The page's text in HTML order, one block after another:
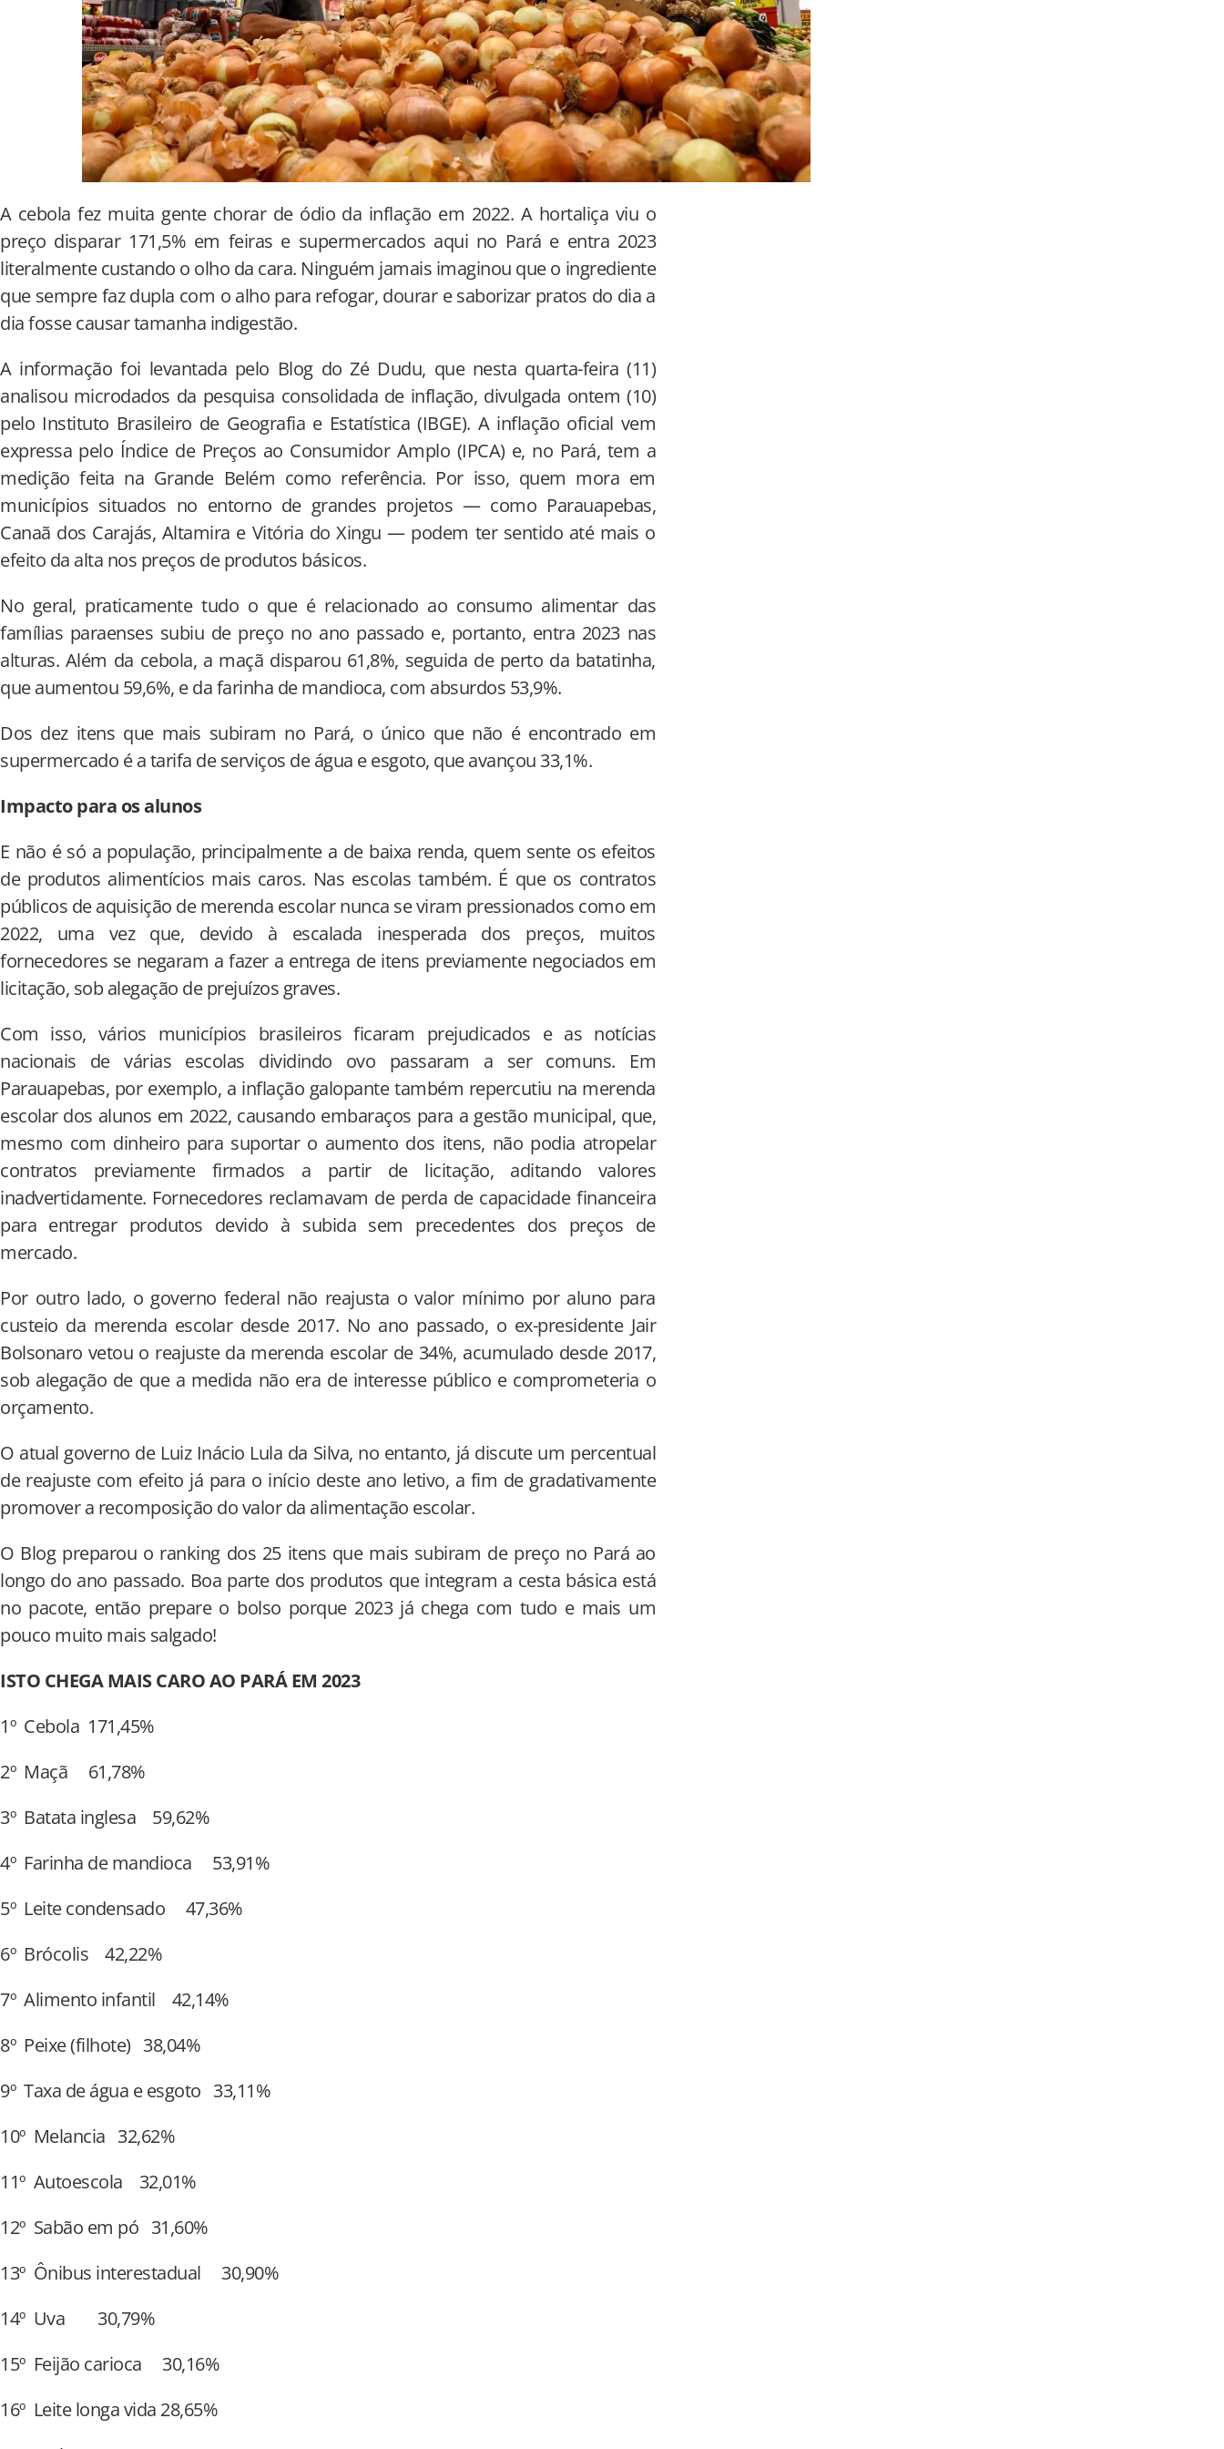
A cebola fez muita gente chorar de ódio da inflação em 2022. A hortaliça viu o
preço disparar 171,5% em feiras e supermercados aqui no Pará e entra 2023
literalmente custando o olho da cara. Ninguém jamais imaginou que o ingrediente
que sempre faz dupla com o alho para refogar, dourar e saborizar pratos do dia a
dia fosse causar tamanha indigestão.
A informação foi levantada pelo Blog do Zé Dudu, que nesta quarta-feira (11)
analisou microdados da pesquisa consolidada de inflação, divulgada ontem (10)
pelo Instituto Brasileiro de Geografia e Estatística (IBGE). A inflação oficial vem
expressa pelo Índice de Preços ao Consumidor Amplo (IPCA) e, no Pará, tem a
medição feita na Grande Belém como referência. Por isso, quem mora em
municípios situados no entorno de grandes projetos — como Parauapebas,
Canaã dos Carajás, Altamira e Vitória do Xingu — podem ter sentido até mais o
efeito da alta nos preços de produtos básicos.
No geral, praticamente tudo o que é relacionado ao consumo alimentar das
famílias paraenses subiu de preço no ano passado e, portanto, entra 2023 nas
alturas. Além da cebola, a maçã disparou 61,8%, seguida de perto da batatinha,
que aumentou 59,6%, e da farinha de mandioca, com absurdos 53,9%.
Dos dez itens que mais subiram no Pará, o único que não é encontrado em
supermercado é a tarifa de serviços de água e esgoto, que avançou 33,1%.
Impacto para os alunos
E não é só a população, principalmente a de baixa renda, quem sente os efeitos
de produtos alimentícios mais caros. Nas escolas também. É que os contratos
públicos de aquisição de merenda escolar nunca se viram pressionados como em
2022, uma vez que, devido à escalada inesperada dos preços, muitos
fornecedores se negaram a fazer a entrega de itens previamente negociados em
licitação, sob alegação de prejuízos graves.
Com isso, vários municípios brasileiros ficaram prejudicados e as notícias
nacionais de várias escolas dividindo ovo passaram a ser comuns. Em
Parauapebas, por exemplo, a inflação galopante também repercutiu na merenda
escolar dos alunos em 2022, causando embaraços para a gestão municipal, que,
mesmo com dinheiro para suportar o aumento dos itens, não podia atropelar
contratos previamente firmados a partir de licitação, aditando valores
inadvertidamente. Fornecedores reclamavam de perda de capacidade financeira
para entregar produtos devido à subida sem precedentes dos preços de
mercado.
Por outro lado, o governo federal não reajusta o valor mínimo por aluno para
custeio da merenda escolar desde 2017. No ano passado, o ex-presidente Jair
Bolsonaro vetou o reajuste da merenda escolar de 34%, acumulado desde 2017,
sob alegação de que a medida não era de interesse público e comprometeria o
orçamento.
O atual governo de Luiz Inácio Lula da Silva, no entanto, já discute um percentual
de reajuste com efeito já para o início deste ano letivo, a fim de gradativamente
promover a recomposição do valor da alimentação escolar.
O Blog preparou o ranking dos 25 itens que mais subiram de preço no Pará ao
longo do ano passado. Boa parte dos produtos que integram a cesta básica está
no pacote, então prepare o bolso porque 2023 já chega com tudo e mais um
pouco muito mais salgado!
ISTO CHEGA MAIS CARO AO PARÁ EM 2023
1º Cebola 171,45%
2º Maçã 61,78%
3º Batata inglesa 59,62%
4º Farinha de mandioca 53,91%
5º Leite condensado 47,36%
6º Brócolis 42,22%
7º Alimento infantil 42,14%
8º Peixe (filhote) 38,04%
9º Taxa de água e esgoto 33,11%
10º Melancia 32,62%
11º Autoescola 32,01%
12º Sabão em pó 31,60%
13º Ônibus interestadual 30,90%
14º Uva 30,79%
15º Feijão carioca 30,16%
16º Leite longa vida 28,65%